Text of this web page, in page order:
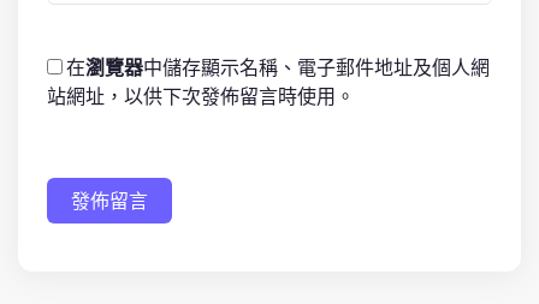
在瀏覽器中儲存顯示名稱、電子郵件地址及個人網
站網址，以供下次發佈留言時使用。
發佈留言